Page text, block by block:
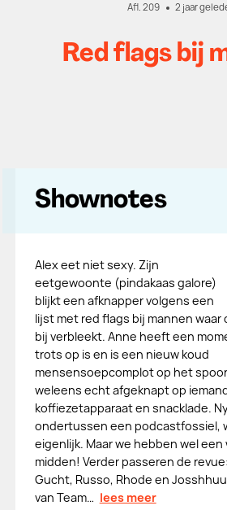
Afl. 209 2 jaar
Red flags bij
Shownotes
Alex eet niet sexy. Zijn
eetgewoonte (pindakaas galore)
blijkt een afknapper volgens een
lijst met red flags bij mannen waar
bij verbleekt. Anne heeft een
trots op is en is een nieuw koud
mensensoepcomplot op het
weleens echt afgeknapt op
koffiezetapparaat en snacklade.
ondertussen een podcastfossiel,
eigenlijk. Maar we hebben wel een
midden! Verder passeren de
Gucht, Russo, Rhode en
van Team… lees meer